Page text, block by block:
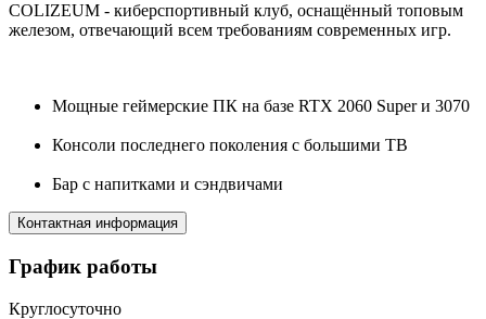
COLIZEUM - киберспортивный клуб, оснащённый топовым
железом, отвечающий всем требованиям современных игр.
Мощные геймерские ПК на базе RTX 2060 Super и 3070
Консоли последнего поколения с большими ТВ
Бар с напитками и сэндвичами
Контактная информация
График работы
Круглосуточно